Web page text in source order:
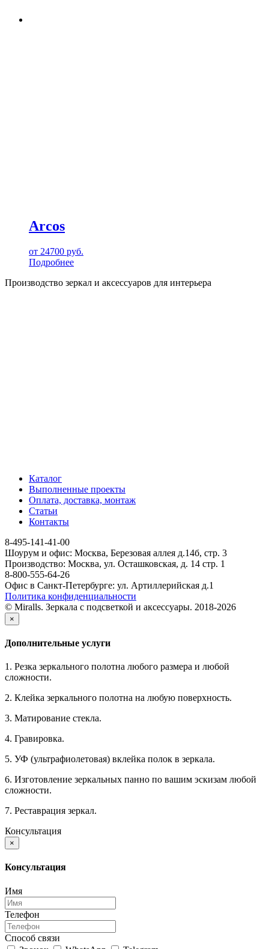
Arcos
от 24700 руб.
Подробнее
Производство зеркал и аксессуаров для интерьера
Каталог
Выполненные проекты
Оплата, доставка, монтаж
Статьи
Контакты
8-495-141-41-00
Шоурум и офис: Москва, Березовая аллея д.14б, стр. 3
Производство: Москва, ул. Осташковская, д. 14 стр. 1
8-800-555-64-26
Офис в Санкт-Петербурге: ул. Артиллерийская д.1
Политика конфиденциальности
© Miralls. Зеркала с подсветкой и аксессуары. 2018-2026
×
Дополнительные услуги
1. Резка зеркального полотна любого размера и любой
сложности.
2. Клейка зеркального полотна на любую поверхность.
3. Матирование стекла.
4. Гравировка.
5. УФ (ультрафиолетовая) вклейка полок в зеркала.
6. Изготовление зеркальных панно по вашим эскизам любой
сложности.
7. Реставрация зеркал.
Консультация
×
Консультация
Имя
Телефон
Способ связи